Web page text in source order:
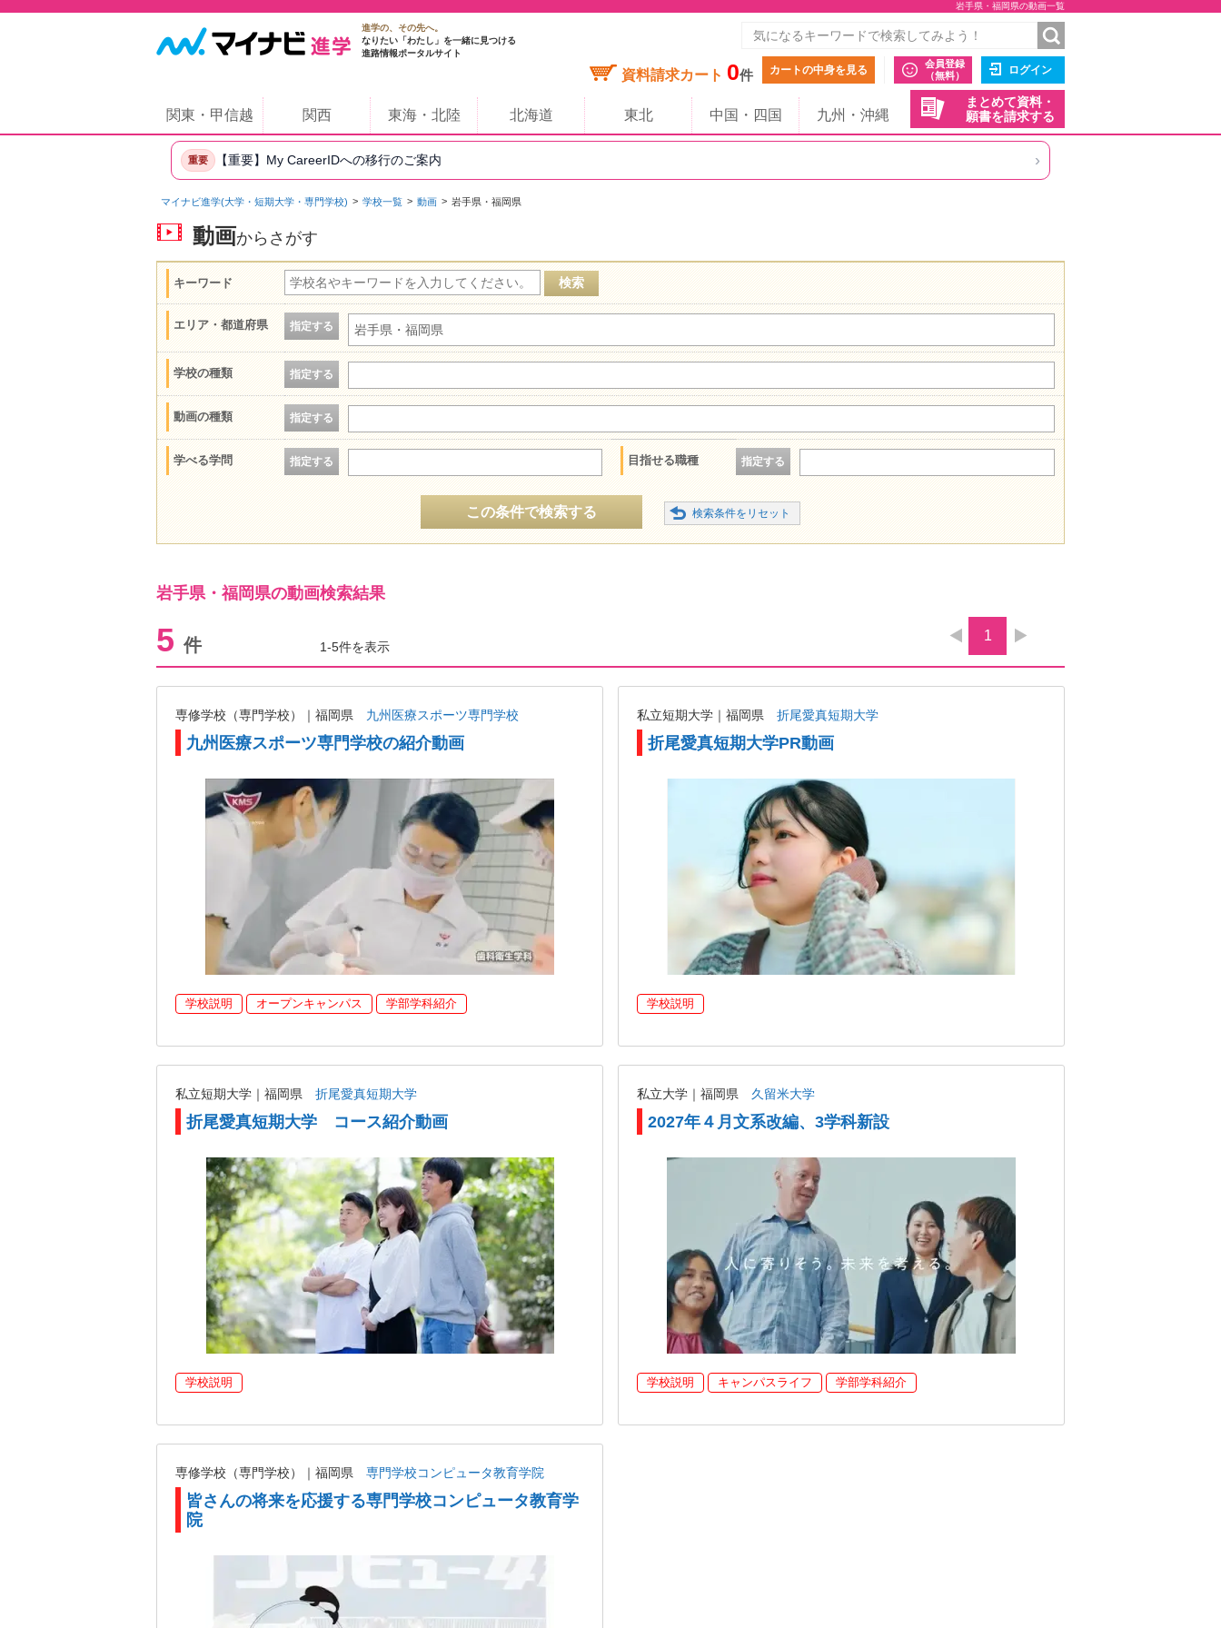
岩手県・福岡県の動画一覧
進学の、その先へ。
なりたい「わたし」を一緒に見つける
進路情報ポータルサイト
資料請求カート 0件 カートの中身を見る
会員登録
（無料）
ログイン
まとめて資料・
願書を請求する
関東・甲信越 関西 東海・北陸 北海道 東北 中国・四国 九州・沖縄
重要 【重要】My CareerIDへの移行のご案内 ›
マイナビ進学(大学・短期大学・専門学校) 学校一覧 動画 岩手県・福岡県
動画からさがす
キーワード
エリア・都道府県 指定する 岩手県・福岡県
学校の種類 指定する
動画の種類 指定する
学べる学問 指定する 目指せる職種 指定する
この条件で検索する
岩手県・福岡県の動画検索結果
5 件 1-5件を表示
1
専修学校（専門学校）｜福岡県 九州医療スポーツ専門学校
九州医療スポーツ専門学校の紹介動画
学校説明 オープンキャンパス 学部学科紹介
私立短期大学｜福岡県 折尾愛真短期大学
折尾愛真短期大学PR動画
学校説明
私立短期大学｜福岡県 折尾愛真短期大学
折尾愛真短期大学 コース紹介動画
学校説明
私立大学｜福岡県 久留米大学
2027年４月文系改編、3学科新設
学校説明 キャンパスライフ 学部学科紹介
専修学校（専門学校）｜福岡県 専門学校コンピュータ教育学院
皆さんの将来を応援する専門学校コンピュータ教育学
院